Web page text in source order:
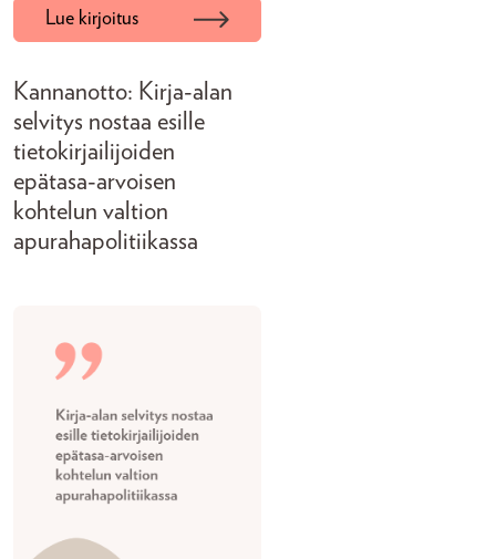
Lue kirjoitus
Kannanotto: Kirja-alan
selvitys nostaa esille
tietokirjailijoiden
epätasa-arvoisen
kohtelun valtion
apurahapolitiikassa